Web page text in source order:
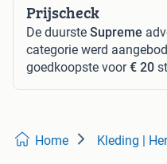
Prijscheck
De duurste Supreme
categorie werd
goedkoopste voor€ 20
Home Kleding |